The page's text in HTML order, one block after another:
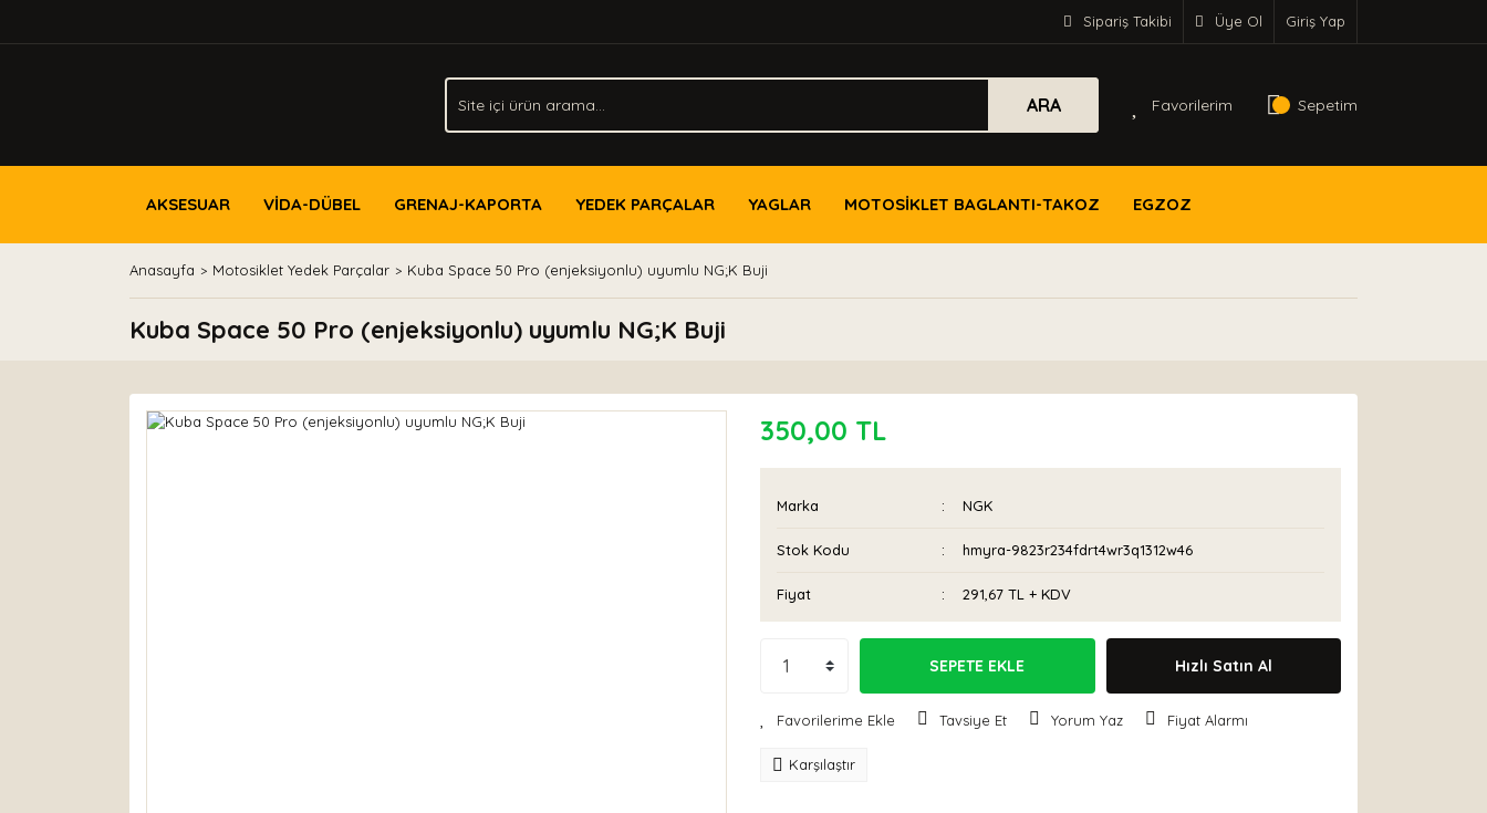
Sipariş Takibi Üye Ol Giriş Yap
ARA Favorilerim Sepetim
AKSESUAR VİDA-DÜBEL GRENAJ-KAPORTA YEDEK PARÇALAR YAGLAR MOTOSİKLET BAGLANTI-TAKOZ EGZOZ
Anasayfa Motosiklet Yedek Parçalar Kuba Space 50 Pro (enjeksiyonlu) uyumlu NG;K Buji
Kuba Space 50 Pro (enjeksiyonlu) uyumlu NG;K Buji
350,00 TL
Marka NGK
Stok Kodu hmyra-9823r234fdrt4wr3q1312w46
Fiyat 291,67 TL + KDV
SEPETE EKLE Hızlı Satın Al
Tavsiye Et Yorum Yaz Fiyat Alarmı
Karşılaştır